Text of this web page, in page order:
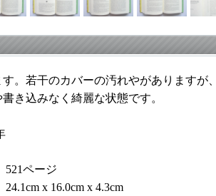
。若干のカバーの汚れやがありますが、
き込みなく綺麗な状態です。
521ページ
24.1cm x 16.0cm x 4.3cm